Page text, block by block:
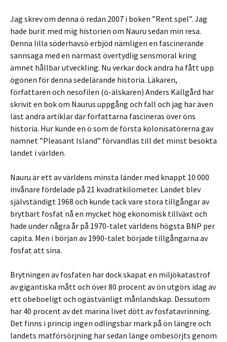
Jag skrev om denna ö redan 2007 i boken ”Rent spel”. Jag
hade burit med mig historien om Nauru sedan min resa.
Denna lilla söderhavsö erbjöd nämligen en fascinerande
sannsaga med en närmast övertydlig sensmoral kring
ämnet hållbar utveckling. Nu verkar dock andra ha fått upp
ögonen för denna sedelärande historia. Läkaren,
författaren och nesofilen (ö-älskaren) Anders Källgård har
skrivit en bok om Naurus uppgång och fall och jag har även
läst andra artiklar där författarna fascineras över öns
historia. Hur kunde en ö som de första kolonisatörerna gav
namnet ”Pleasant Island” förvandlas till det minst besökta
landet i världen.
Nauru är ett av världens minsta länder med knappt 10 000
invånare fördelade på 21 kvadratkilometer. Landet blev
självständigt 1968 och kunde tack vare stora tillgångar av
brytbart fosfat nå en mycket hög ekonomisk tillväxt och
hade under några år på 1970-talet världens högsta BNP per
capita. Men i början av 1990-talet började tillgångarna av
fosfat att sina.
Brytningen av fosfaten har dock skapat en miljökatastrof
av gigantiska mått och över 80 procent av ön utgörs idag av
ett obeboeligt och ogästvänligt månlandskap. Dessutom
har 40 procent av det marina livet dött av fosfatavrinning.
Det finns i princip ingen odlingsbar mark på ön längre och
landets matförsörjning har sedan länge ombesörjts genom